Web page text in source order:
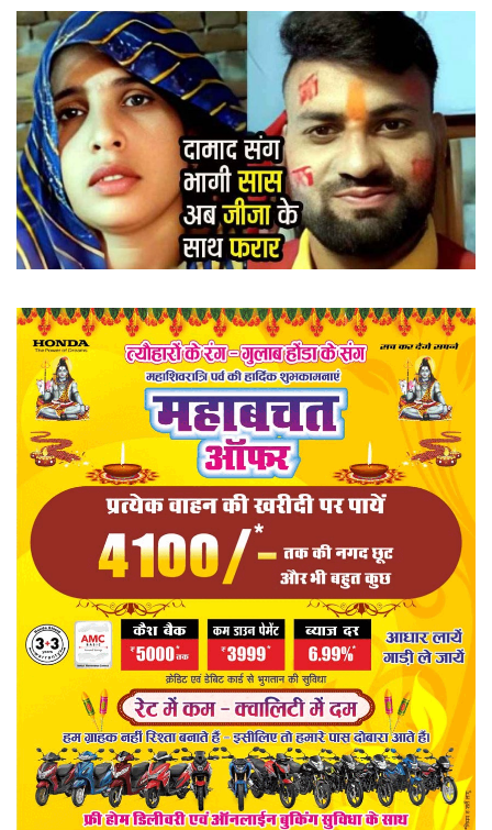
खेल
राज्य
व्यापार
संपादकीय
रोजगार
मनोरंजन
मैगज़ीन की लेख
प्रमुख खबर
हेल्थ
Language
hindi